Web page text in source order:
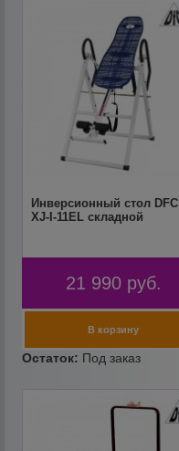
Инверсионный стол DFC
XJ-I-11EL складной
21 990 руб.